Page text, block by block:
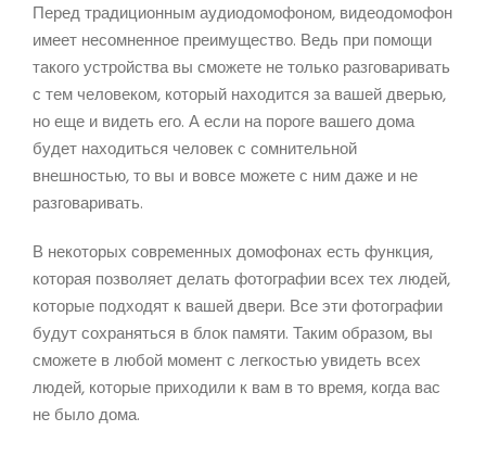
Перед традиционным аудиодомофоном, видеодомофон
имеет несомненное преимущество. Ведь при помощи
такого устройства вы сможете не только разговаривать
с тем человеком, который находится за вашей дверью,
но еще и видеть его. А если на пороге вашего дома
будет находиться человек с сомнительной
внешностью, то вы и вовсе можете с ним даже и не
разговаривать.
В некоторых современных домофонах есть функция,
которая позволяет делать фотографии всех тех людей,
которые подходят к вашей двери. Все эти фотографии
будут сохраняться в блок памяти. Таким образом, вы
сможете в любой момент с легкостью увидеть всех
людей, которые приходили к вам в то время, когда вас
не было дома.